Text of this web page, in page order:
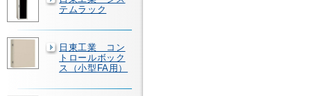
テムラック
日東工業 コン
トロールボック
ス（小型FA用）